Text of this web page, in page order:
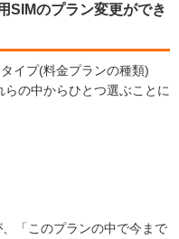
SIMのプラン変更ができ
イプ(料金プランの種類)
の中からひとつ選ぶことに
「このプランの中で今まで